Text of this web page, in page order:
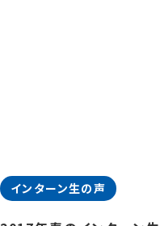
インターン生の声